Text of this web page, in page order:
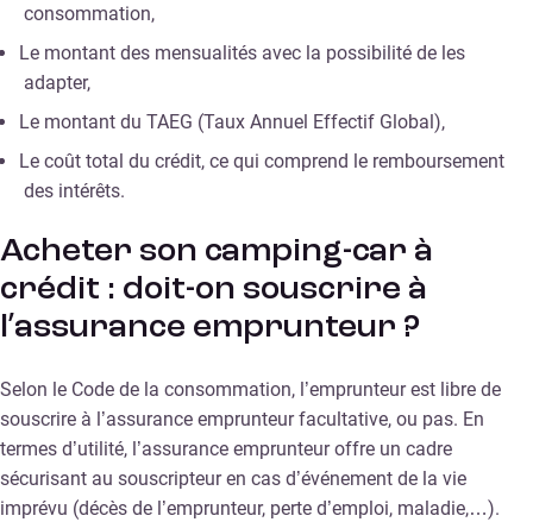
consommation,
Le montant des mensualités avec la possibilité de les
adapter,
Le montant du TAEG (Taux Annuel Effectif Global),
Le coût total du crédit, ce qui comprend le remboursement
des intérêts.
Acheter son camping-car à
crédit : doit-on souscrire à
l’assurance emprunteur ?
Selon le Code de la consommation, l’emprunteur est libre de
souscrire à l’assurance emprunteur facultative, ou pas. En
termes d’utilité, l’assurance emprunteur offre un cadre
sécurisant au souscripteur en cas d’événement de la vie
imprévu (décès de l’emprunteur, perte d’emploi, maladie,…).